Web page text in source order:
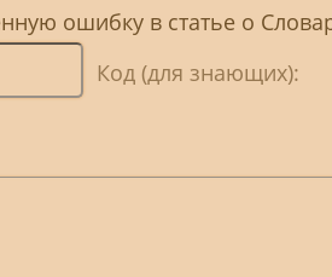
ошибку в статье о
Код (для знающих):